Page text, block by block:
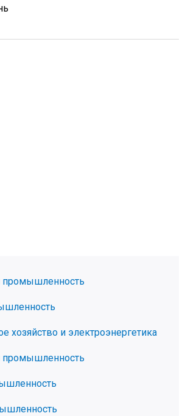
промышленность
хозяйство и электроэнергетика
промышленность